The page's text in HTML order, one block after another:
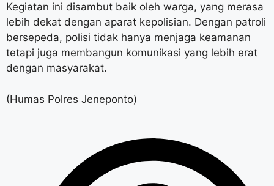
Kegiatan ini disambut baik oleh warga, yang merasa
lebih dekat dengan aparat kepolisian. Dengan patroli
bersepeda, polisi tidak hanya menjaga keamanan
tetapi juga membangun komunikasi yang lebih erat
dengan masyarakat.
(Humas Polres Jeneponto)